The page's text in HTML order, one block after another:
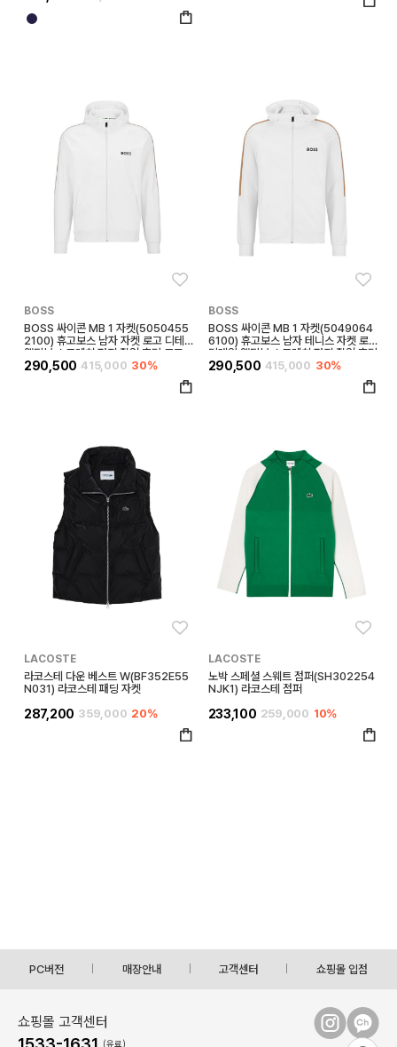
BOSS
BOSS 싸이콘 MB 1 자켓(5050455
2100) 휴고보스 남자 자켓 로고 디테일
액티브 스트레치 저지 집업 후디 로고
및 스트라이프 후디
290,500 415,000 30%
BOSS
BOSS 싸이콘 MB 1 자켓(5049064
6100) 휴고보스 남자 테니스 자켓 로고
디테일 액티브 스트레치 저지 집업 후디
290,500 415,000 30%
LACOSTE
라코스테 다운 베스트 W(BF352E55
N031) 라코스테 패딩 자켓
287,200 359,000 20%
LACOSTE
노박 스페셜 스웨트 점퍼(SH302254
NJK1) 라코스테 점퍼
233,100 259,000 10%
PC버전 매장안내 고객센터 쇼핑몰 입점
쇼핑몰 고객센터
(유료)